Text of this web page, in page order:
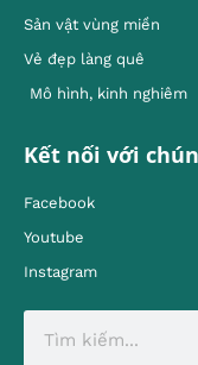
Sản vật vùng miền
Vẻ đẹp làng quê
Mô hình, kinh nghiêm
Kết nối với
Facebook
Youtube
Instagram